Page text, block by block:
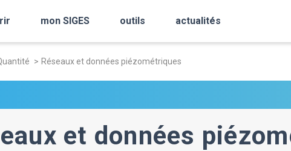
mon SIGES outils actualités
Réseaux et données piézométriques
et données